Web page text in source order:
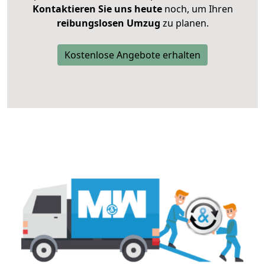
Kontaktieren Sie uns heutenoch, um Ihren
reibungslosen Umzug zu planen.
Kostenlose Angebote erhalten